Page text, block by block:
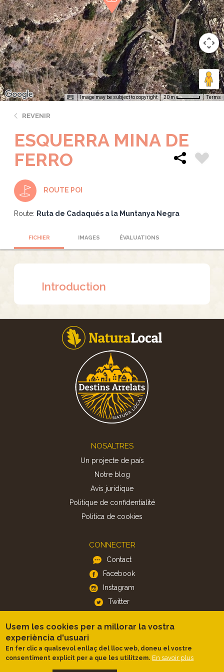
Image may be subject to copyright 20 m Terms
REVENIR
ESQUERRA MINA DE
FERRO
ROUTE POI
Route: Ruta de Cadaqués a la Muntanya Negra
FICHIER IMAGES ÉVALUATIONS
Introduction
NOSALTRES
Un projecte de país
Notre blog
Avis juridique
Politique de confidentialité
Politica de cookies
CONNECTER
Contact
Facebook
Instagram
Twitter
APP
iOS
Android
Usem les cookies per a millorar la vostra
experiència d'usuari
En fer clic a qualsevol enllaç del lloc web, doneu el vostre
consentiment explícit per a que les utilitzem. En savoir plus